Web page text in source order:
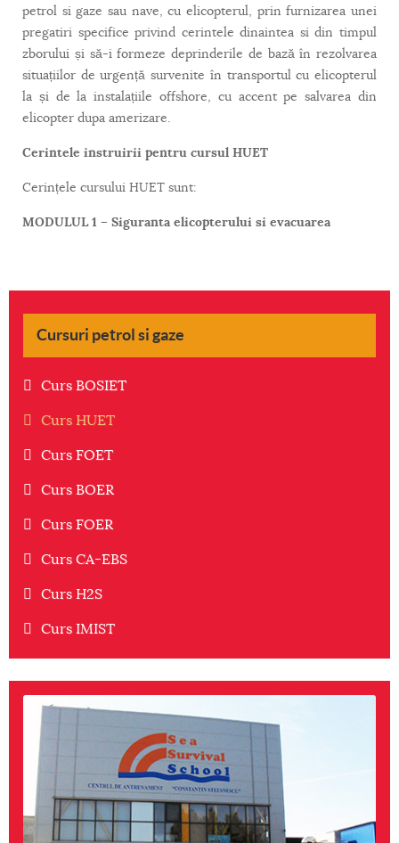
petrol si gaze sau nave, cu elicopterul, prin furnizarea unei
pregatiri specifice privind cerintele dinaintea si din timpul
zborului și să-i formeze deprinderile de bază în rezolvarea
situațiilor de urgență survenite în transportul cu elicopterul
la și de la instalațiile offshore, cu accent pe salvarea din
elicopter dupa amerizare.
Cerintele instruirii pentru cursul HUET
Cerințele cursului HUET sunt:
MODULUL 1 – Siguranta elicopterului si evacuarea
Cursuri petrol si gaze
Curs BOSIET
Curs HUET
Curs FOET
Curs BOER
Curs FOER
Curs CA-EBS
Curs H2S
Curs IMIST